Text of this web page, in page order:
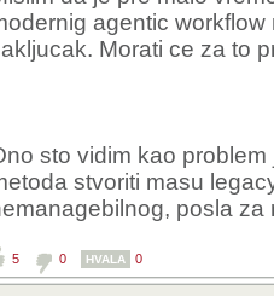
agentic
Morati ce za to
sto vidim kao
stvoriti masu
posla za
5 0 HVALA 0